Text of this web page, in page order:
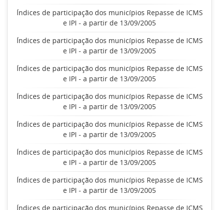
Índices de participação dos municípios Repasse de ICMS
e IPI - a partir de 13/09/2005
Índices de participação dos municípios Repasse de ICMS
e IPI - a partir de 13/09/2005
Índices de participação dos municípios Repasse de ICMS
e IPI - a partir de 13/09/2005
Índices de participação dos municípios Repasse de ICMS
e IPI - a partir de 13/09/2005
Índices de participação dos municípios Repasse de ICMS
e IPI - a partir de 13/09/2005
Índices de participação dos municípios Repasse de ICMS
e IPI - a partir de 13/09/2005
Índices de participação dos municípios Repasse de ICMS
e IPI - a partir de 13/09/2005
Índices de participação dos municípios Repasse de ICMS